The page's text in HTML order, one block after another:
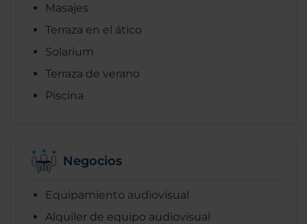
Masajes
Terraza en el ático
Solarium
Terraza de verano
Piscina
Negocios
Equipamiento audiovisual
Alquiler de equipo audiovisual